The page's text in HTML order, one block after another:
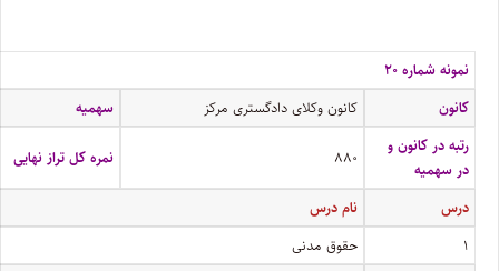
نمونه شماره ۲۰
کانون
کانون وکلای دادگستری مرکز
سهمیه
رتبه در کانون و
در سهمیه
۸۸۰ نمره کل تراز نهایی
درس
نام درس
۱
حقوق مدنی